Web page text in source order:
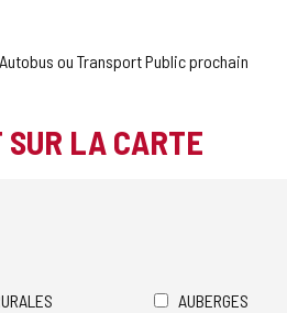
Autobus ou Transport Public prochain
LA CARTE
AUBERGES